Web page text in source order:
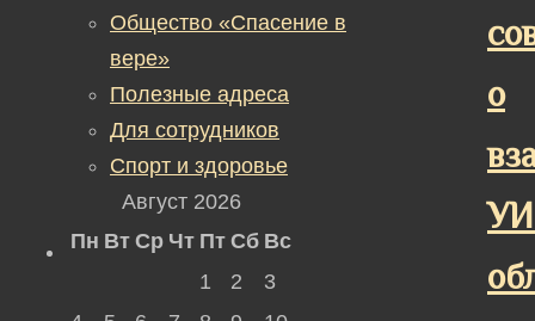
о
Общество «Спасение в
вере»
Полезные адреса
Для сотрудников
Спорт и здоровье
Август 2026
Пн Вт Ср Чт Пт Сб Вс
1
2
3